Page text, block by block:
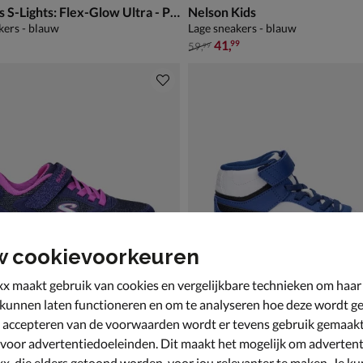
Skechers S-Lights: Flex-Glow Ultra - Prism-Pacer
- blauw
Nelson Kids
Lage sneakers - blauw
van € 59,99 voor € 41,99
59,99 41,99
cookievoorkeuren
maakt gebruik van cookies en vergelijkbare technieken om
laten functioneren en om te analyseren hoe deze wordt
van de voorwaarden wordt er tevens gebruik
advertentiedoeleinden. Dit maakt het mogelijk om